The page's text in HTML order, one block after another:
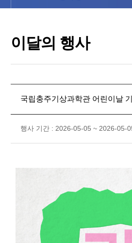
이달의 행사
국립충주기상과학관 어린이날
행사 기간 : 2026-05-05 ~ 2026-05-